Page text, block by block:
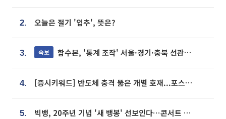
2. 오늘은 절기 '입추', 뜻은?
3. 속보 합수본, '통계 조작' 서울·경기·충북 선관위 등 추가 압수수색
4. [증시키워드] 반도체 충격 뚫은 개별 호재...포스코퓨처엠·에코프로·한화솔루션 '눈길'
5. 빅뱅, 20주년 기념 '새 뱅봉' 선보인다⋯콘서트 앞두고 팝업 개최